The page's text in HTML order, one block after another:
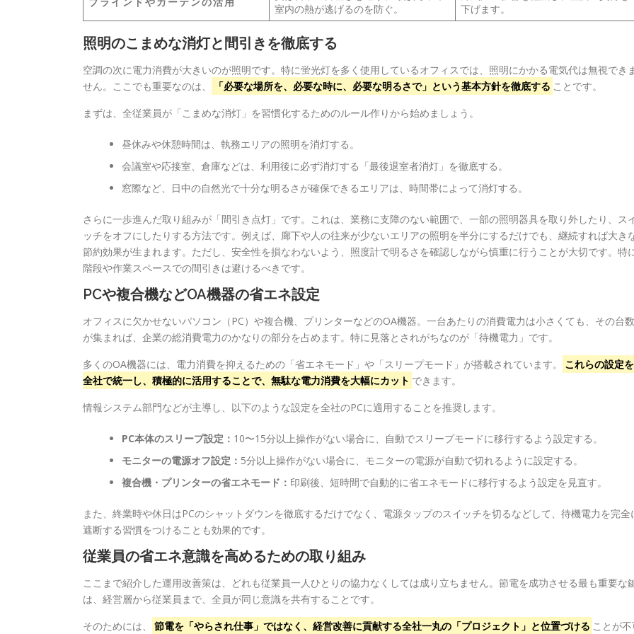
室内の熱が逃げるのを防ぐ。
下げます。
照明のこまめな消灯と間引きを徹底する
空調の次に電力消費が大きいのが照明です。特に蛍光灯を多く使用しているオフィスでは、照明にかかる電気代は無視でき
せん。ここでも重要なのは、
「必要な場所を、必要な時に、必要な明るさで」という基本方針を徹底する ことです。
まずは、全従業員が「こまめな消灯」を習慣化するためのルール作りから始めましょう。
昼休みや休憩時間は、執務エリアの照明を消灯する。
会議室や応接室、倉庫などは、利用後に必ず消灯する「最後退室者消灯」を徹底する。
窓際など、日中の自然光で十分な明るさが確保できるエリアは、時間帯によって消灯する。
さらに一歩進んだ取り組みが「間引き点灯」です。これは、業務に支障のない範囲で、一部の照明器具を取り外したり、ス
ッチをオフにしたりする方法です。例えば、廊下や人の往来が少ないエリアの照明を半分にするだけでも、継続すれば大き
節約効果が生まれます。ただし、安全性を損なわないよう、照度計で明るさを確認しながら慎重に行うことが大切です。特
階段や作業スペースでの間引きは避けるべきです。
PCや複合機などOA機器の省エネ設定
オフィスに欠かせないパソコン（PC）や複合機、プリンターなどのOA機器。一台あたりの消費電力は小さくても、その台数
が集まれば、企業の総消費電力のかなりの部分を占めます。特に見落とされがちなのが「待機電力」です。
多くのOA機器には、電力消費を抑えるための「省エネモード」や「スリープモード」が搭載されています。
これらの設定を
全社で統一し、積極的に活用することで、無駄な電力消費を大幅にカット できます。
情報システム部門などが主導し、以下のような設定を全社のPCに適用することを推奨します。
PC本体のスリープ設定： 10〜15分以上操作がない場合に、自動でスリープモードに移行するよう設定する。
モニターの電源オフ設定： 5分以上操作がない場合に、モニターの電源が自動で切れるように設定する。
複合機・プリンターの省エネモード： 印刷後、短時間で自動的に省エネモードに移行するよう設定を見直す。
また、終業時や休日はPCのシャットダウンを徹底するだけでなく、電源タップのスイッチを切るなどして、待機電力を完全
遮断する習慣をつけることも効果的です。
従業員の省エネ意識を高めるための取り組み
ここまで紹介した運用改善策は、どれも従業員一人ひとりの協力なくしては成り立ちません。節電を成功させる最も重要な
は、経営層から従業員まで、全員が同じ意識を共有することです。
そのためには、
節電を「やらされ仕事」ではなく、経営改善に貢献する全社一丸の「プロジェクト」と位置づける ことが